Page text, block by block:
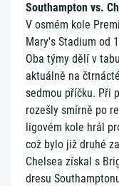
Southampton vs.
V osmém kole
Mary's Stadium od
Oba týmy dělí v
aktuálně na
sedmou příčku. Při
rozešly smírně po
ligovém kole hrál
což bylo již druhé
Chelsea získal s
dresu